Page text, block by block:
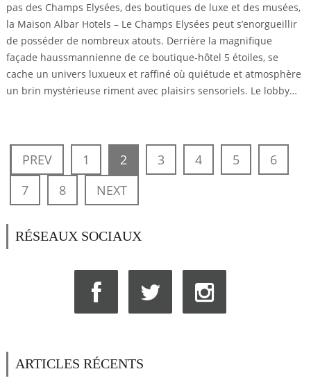
pas des Champs Elysées, des boutiques de luxe et des musées,
la Maison Albar Hotels – Le Champs Elysées peut s’enorgueillir
de posséder de nombreux atouts. Derrière la magnifique
façade haussmannienne de ce boutique-hôtel 5 étoiles, se
cache un univers luxueux et raffiné où quiétude et atmosphère
un brin mystérieuse riment avec plaisirs sensoriels. Le lobby…
PREV 1 2 3 4 5
6
7
8 NEXT
RÉSEAUX SOCIAUX
ARTICLES RÉCENTS